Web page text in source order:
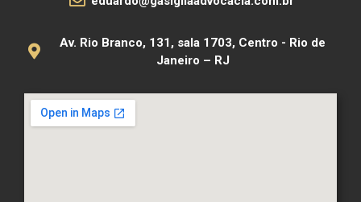
Av. Rio Branco, 131, sala 1703, Centro - Rio de
Janeiro – RJ